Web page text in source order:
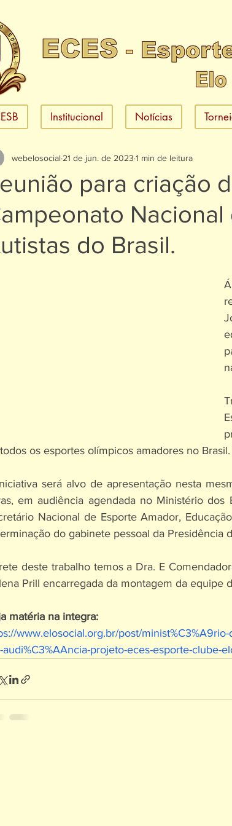
Institucional Notícias
para criação
Nacional
do Brasil.
webelosocial 21 de jun. de 2023 1 min de leitura
os esportes olímpicos amadores no
será alvo de apresentação nesta
em audiência agendada no Ministério
Nacional de Esporte Amador,
do gabinete pessoal da Presidência
deste trabalho temos a Dra. E
Prill encarregada da montagem da equipe
matéria na integra:
www.elosocial.org.br/post/
audi%C3%AAncia-projeto-eces-esporte-clube-